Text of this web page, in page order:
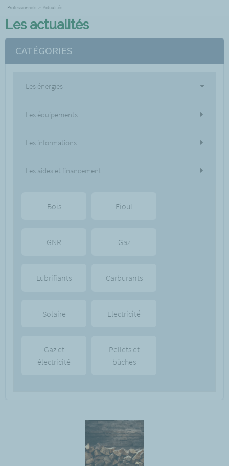
Professionnels > Actualités
Les actualités
CATÉGORIES
Les énergies
Les équipements
Les informations
Les aides et financement
Bois Fioul
GNR Gaz
Lubrifiants Carburants
Solaire Electricité
Gaz et
électricité
Pellets et
bûches